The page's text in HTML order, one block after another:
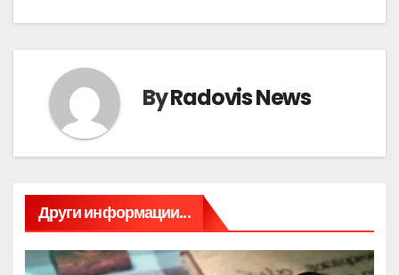
ByRadovis News
Други информации...